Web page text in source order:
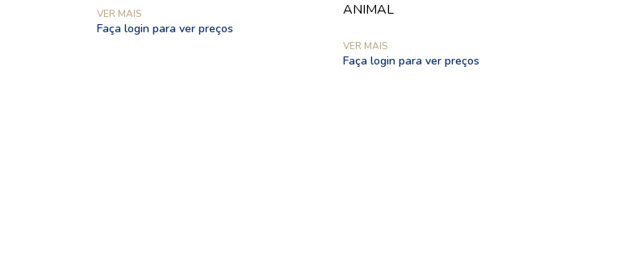
VER MAIS
Faça login para ver preços
ANIMAL
VER MAIS
Faça login para ver preços